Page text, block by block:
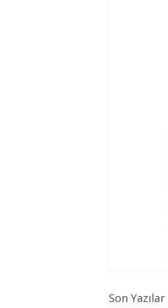
Son Yazılar